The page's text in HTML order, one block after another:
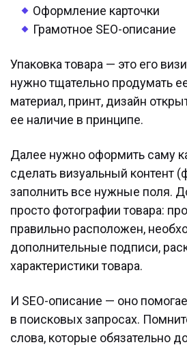
Оформление карточки
Грамотное SEO-описание
Упаковка товара — это его
нужно тщательно продумать
материал, принт, дизайн
ее наличие в принципе.
Далее нужно оформить саму
сделать визуальный контент
заполнить все нужные поля.
просто фотографии товара:
правильно расположен,
дополнительные подписи,
характеристики товара.
И SEO-описание — оно
в поисковых запросах.
слова, которые обязательно